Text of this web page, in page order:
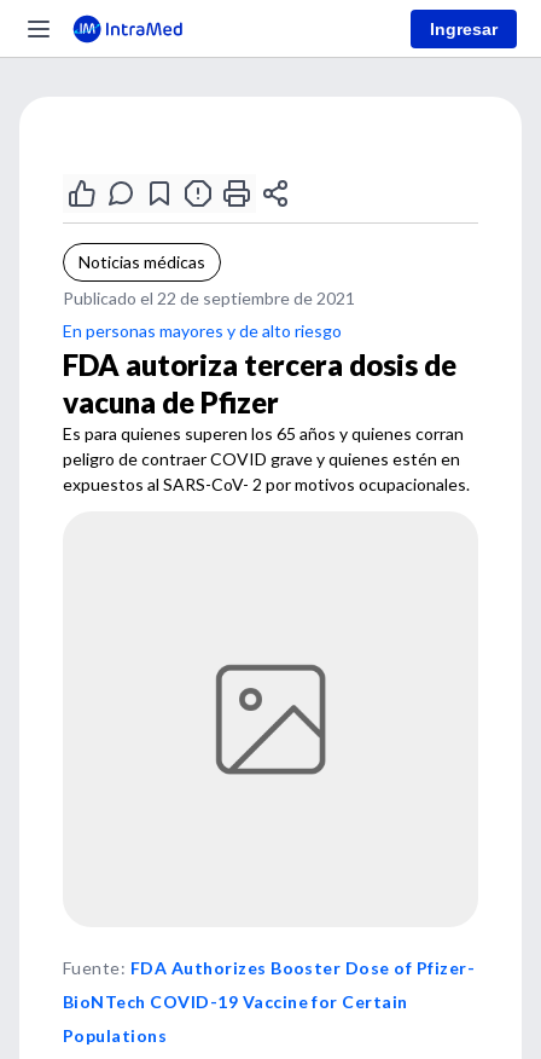
Ingresar
Noticias médicas
Publicado el 22 de septiembre de 2021
En personas mayores y de alto riesgo
FDA autoriza tercera dosis de
vacuna de Pfizer
Es para quienes superen los 65 años y quienes corran
peligro de contraer COVID grave y quienes estén en
expuestos al SARS-CoV- 2 por motivos ocupacionales.
Fuente: FDA Authorizes Booster Dose of Pfizer-
BioNTech COVID-19 Vaccine for Certain
Populations